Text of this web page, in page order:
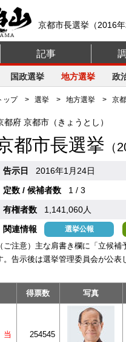
京都市長選挙（2016
記事
国政選挙 地方選挙 政
ップ> 選挙 > 地方選挙 > 京都
都府 京都市（きょうとし）
都市長選挙 （
告示日 2016年1月24日
定数 / 候補者数
1 / 3
有権者数
1,141,060人
関連情報
選挙公報
（ご注意）主な肩書き欄に「立候
。告示後は選挙管理委員会が公表
得票数
写真
当 254545